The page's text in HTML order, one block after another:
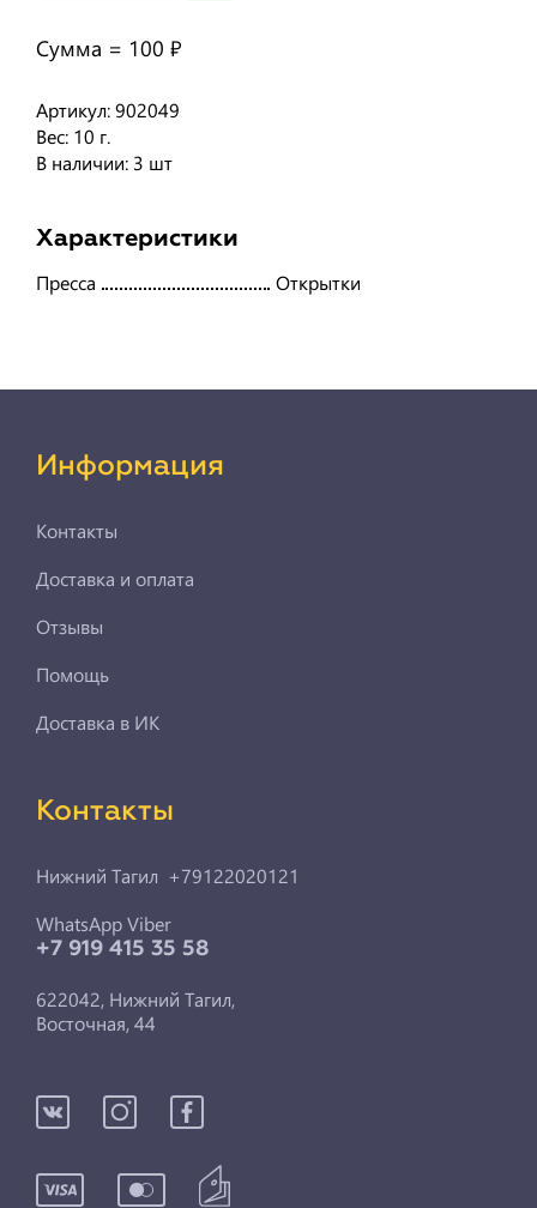
Артикул: 902049
Вес: 10 г.
В наличии: 3 шт
Сумма = 100 ₽
Характеристики
Пресса Открытки
Информация
Контакты
Доставка и оплата
Отзывы
Помощь
Доставка в ИК
Контакты
Нижний Тагил +79122020121
WhatsApp Viber
+7 919 415 35 58
622042, Нижний Тагил,
Восточная, 44